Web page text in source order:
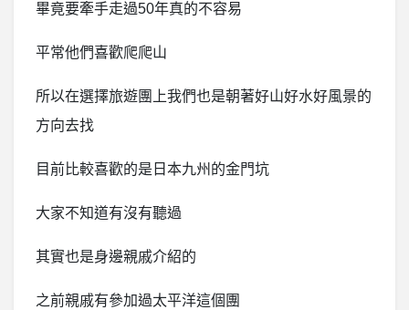
畢竟要牽手走過50年真的不容易
平常他們喜歡爬爬山
所以在選擇旅遊團上我們也是朝著好山好水好風景的
方向去找
目前比較喜歡的是日本九州的金門坑
大家不知道有沒有聽過
其實也是身邊親戚介紹的
之前親戚有參加過太平洋這個團